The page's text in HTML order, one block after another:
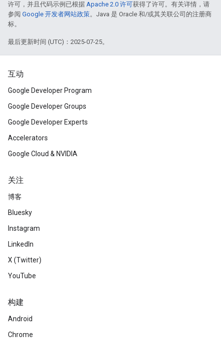
许可，并且代码示例已根据 Apache 2.0 许可获得了许可。有关详情，请
参阅 Google 开发者网站政策。Java 是 Oracle 和/或其关联公司的注册商
标。
最后更新时间 (UTC)：2025-07-25。
互动
Google Developer Program
Google Developer Groups
Google Developer Experts
Accelerators
Google Cloud & NVIDIA
关注
博客
Bluesky
Instagram
LinkedIn
X (Twitter)
YouTube
构建
Android
Chrome